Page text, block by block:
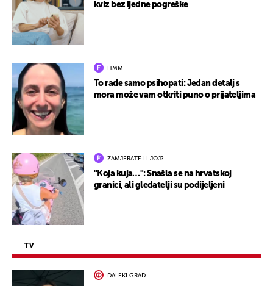
kviz bez ijedne pogreške
HMM…
To rade samo psihopati: Jedan detalj s
mora može vam otkriti puno o prijateljima
ZAMJERATE LI JOJ?
"Koja kuja…": Snašla se na hrvatskoj
granici, ali gledatelji su podijeljeni
TV
DALEKI GRAD